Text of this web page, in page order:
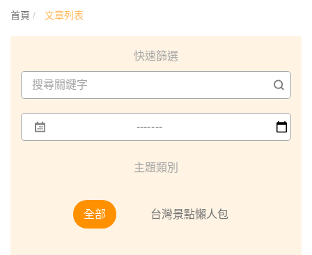
首頁 文章列表
快速篩選
主題類別
全部 台灣景點懶人包